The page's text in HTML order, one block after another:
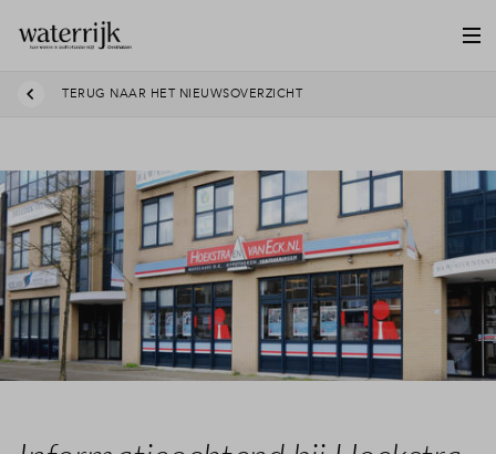
TERUG NAAR HET NIEUWSOVERZICHT